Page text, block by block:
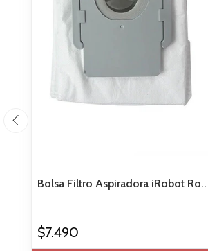
Bolsa Filtro Aspiradora iRobot Ro..
$7.490